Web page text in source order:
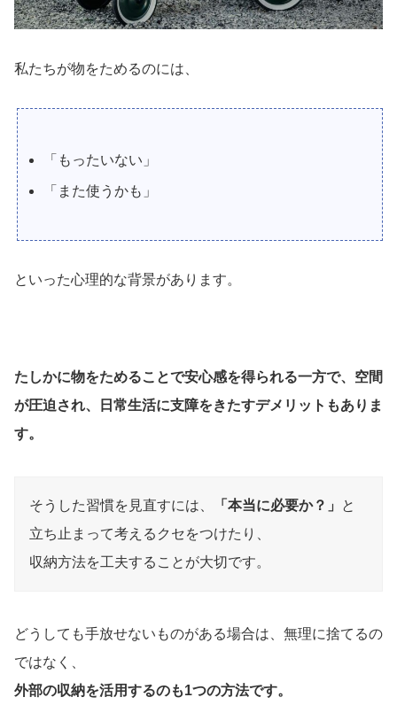
私たちが物をためるのには、
「もったいない」
「また使うかも」
といった心理的な背景があります。
たしかに物をためることで安心感を得られる一方で、空間
が圧迫され、日常生活に支障をきたすデメリットもありま
す。
そうした習慣を見直すには、 「本当に必要か？」
と
立ち止まって考えるクセをつけたり、
収納方法を工夫することが大切です。
どうしても手放せないものがある場合は、無理に捨てるの
ではなく、
外部の収納を活用するのも1つの方法です。